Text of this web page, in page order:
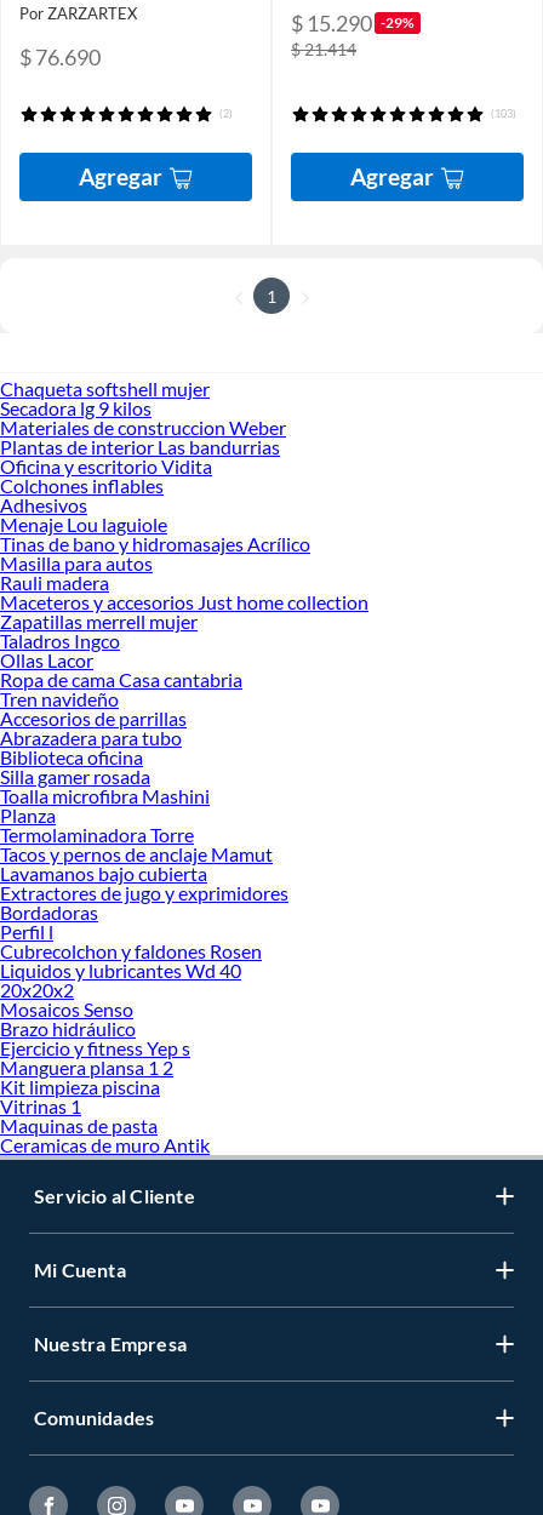
Por ZARZARTEX
$ 76.690
(2)
Agregar
$ 15.290 -29%
$ 21.414
(103)
Agregar
1
Chaqueta softshell mujer
Secadora lg 9 kilos
Materiales de construccion Weber
Plantas de interior Las bandurrias
Oficina y escritorio Vidita
Colchones inflables
Adhesivos
Menaje Lou laguiole
Tinas de bano y hidromasajes Acrílico
Masilla para autos
Rauli madera
Maceteros y accesorios Just home collection
Zapatillas merrell mujer
Taladros Ingco
Ollas Lacor
Ropa de cama Casa cantabria
Tren navideño
Accesorios de parrillas
Abrazadera para tubo
Biblioteca oficina
Silla gamer rosada
Toalla microfibra Mashini
Planza
Termolaminadora Torre
Tacos y pernos de anclaje Mamut
Lavamanos bajo cubierta
Extractores de jugo y exprimidores
Bordadoras
Perfil l
Cubrecolchon y faldones Rosen
Liquidos y lubricantes Wd 40
20x20x2
Mosaicos Senso
Brazo hidráulico
Ejercicio y fitness Yep s
Manguera plansa 1 2
Kit limpieza piscina
Vitrinas 1
Maquinas de pasta
Ceramicas de muro Antik
Servicio al Cliente
Mi Cuenta
Nuestra Empresa
Comunidades